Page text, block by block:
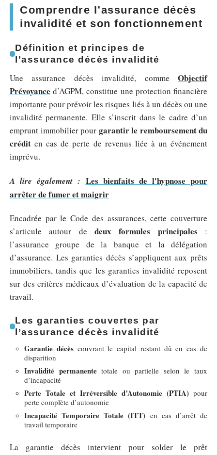
Comprendre l’assurance décès
invalidité et son fonctionnement
Définition et principes de
l’assurance décès invalidité
Une assurance décès invalidité, comme Objectif
Prévoyance d’AGPM, constitue une protection financière
importante pour prévoir les risques liés à un décès ou une
invalidité permanente. Elle s’inscrit dans le cadre d’un
emprunt immobilier pour garantir le remboursement du
crédit en cas de perte de revenus liée à un événement
imprévu.
A lire également : Les bienfaits de l'hypnose pour
arrêter de fumer et maigrir
Encadrée par le Code des assurances, cette couverture
s’articule autour de deux formules principales :
l’assurance groupe de la banque et la délégation
d’assurance. Les garanties décès s’appliquent aux prêts
immobiliers, tandis que les garanties invalidité reposent
sur des critères médicaux d’évaluation de la capacité de
travail.
Les garanties couvertes par
l’assurance décès invalidité
Garantie décèscouvrant le capital restant dû en cas de
disparition
Invalidité permanentetotale ou partielle selon le taux
d’incapacité
Perte Totale et Irréversible d’Autonomie (PTIA) pour
perte complète d’autonomie
Incapacité Temporaire Totale (ITT) en cas d’arrêt de
travail temporaire
La garantie décès intervient pour solder le prêt